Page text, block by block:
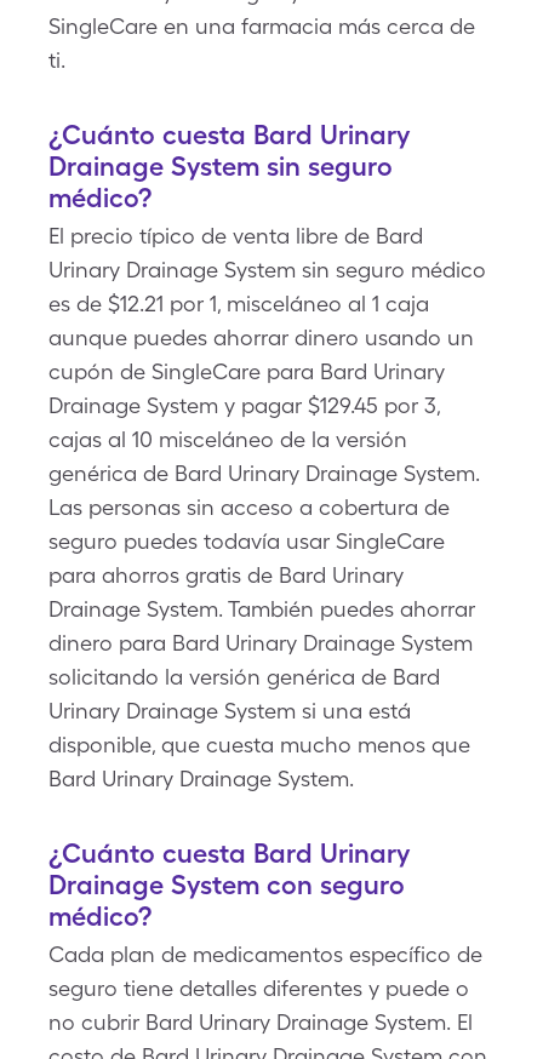
SingleCare en una farmacia más cerca de
ti.
¿Cuánto cuesta Bard Urinary
Drainage System sin seguro
médico?
El precio típico de venta libre de Bard
Urinary Drainage System sin seguro médico
es de $12.21 por 1, misceláneo al 1 caja
aunque puedes ahorrar dinero usando un
cupón de SingleCare para Bard Urinary
Drainage System y pagar $129.45 por 3,
cajas al 10 misceláneo de la versión
genérica de Bard Urinary Drainage System.
Las personas sin acceso a cobertura de
seguro puedes todavía usar SingleCare
para ahorros gratis de Bard Urinary
Drainage System. También puedes ahorrar
dinero para Bard Urinary Drainage System
solicitando la versión genérica de Bard
Urinary Drainage System si una está
disponible, que cuesta mucho menos que
Bard Urinary Drainage System.
¿Cuánto cuesta Bard Urinary
Drainage System con seguro
médico?
Cada plan de medicamentos específico de
seguro tiene detalles diferentes y puede o
no cubrir Bard Urinary Drainage System. El